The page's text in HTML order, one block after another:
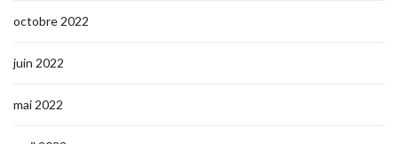
octobre 2022
juin 2022
mai 2022